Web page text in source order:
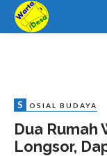
S OSIAL BUDAYA
Dua Rumah
Longsor,